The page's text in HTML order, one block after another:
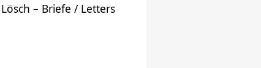
– Briefe / Letters